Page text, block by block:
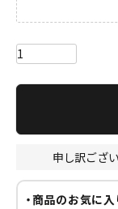
申し訳ござ
・商品のお気に